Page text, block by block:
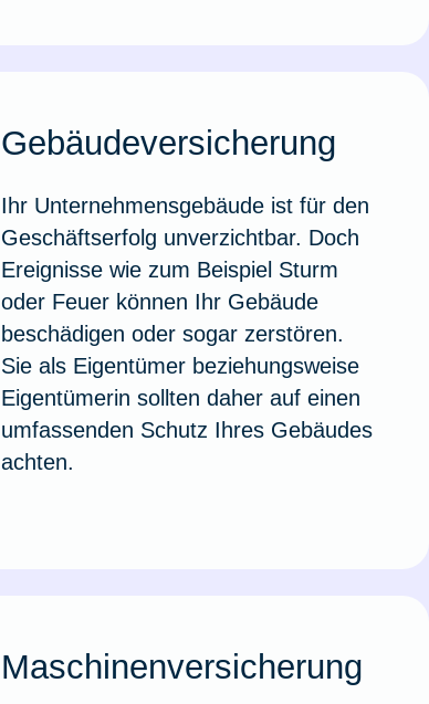
Gebäudeversicherung
Ihr Unternehmensgebäude ist für den
Geschäftserfolg unverzichtbar. Doch
Ereignisse wie zum Beispiel Sturm
oder Feuer können Ihr Gebäude
beschädi­gen oder sogar zerstören.
Sie als Eigentümer beziehungsweise
Eigentümerin sollten daher auf einen
umfassenden Schutz Ihres Gebäudes
achten.
Maschinenversicherung